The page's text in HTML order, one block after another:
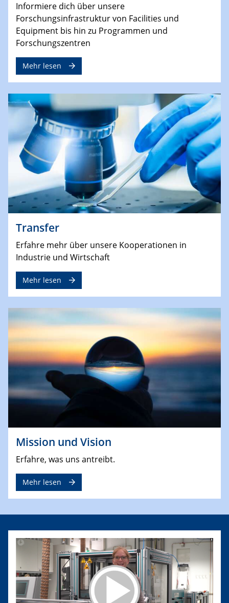
Informiere dich über unsere
Forschungsinfrastruktur von Facilities und
Equipment bis hin zu Programmen und
Forschungszentren
Mehr lesen
Transfer
Erfahre mehr über unsere Kooperationen in
Industrie und Wirtschaft
Mehr lesen
Mission und Vision
Erfahre, was uns antreibt.
Mehr lesen